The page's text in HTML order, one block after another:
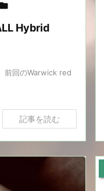

Hybrid
前回のWarwick red
記事を読む